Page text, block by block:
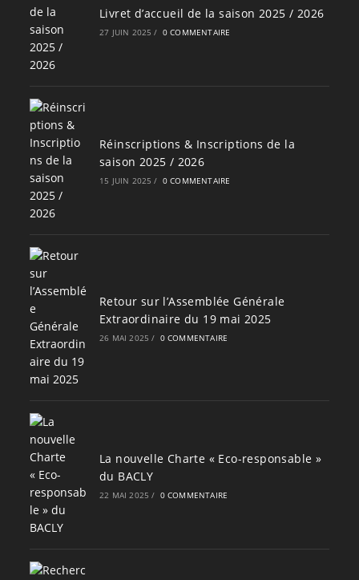
Livret d’accueil de la saison 2025 / 2026
27 JUIN 2025 / 0 COMMENTAIRE
Réinscriptions & Inscriptions de la
saison 2025 / 2026
15 JUIN 2025 / 0 COMMENTAIRE
Retour sur l’Assemblée Générale
Extraordinaire du 19 mai 2025
26 MAI 2025 / 0 COMMENTAIRE
La nouvelle Charte « Eco-responsable »
du BACLY
22 MAI 2025 / 0 COMMENTAIRE